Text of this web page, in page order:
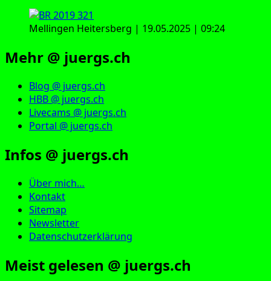
Mellingen Heitersberg | 19.05.2025 | 09:24
Mehr @ juergs.ch
Blog @ juergs.ch
HBB @ juergs.ch
Livecams @ juergs.ch
Portal @ juergs.ch
Infos @ juergs.ch
Über mich…
Kontakt
Sitemap
Newsletter
Datenschutzerklärung
Meist gelesen @ juergs.ch